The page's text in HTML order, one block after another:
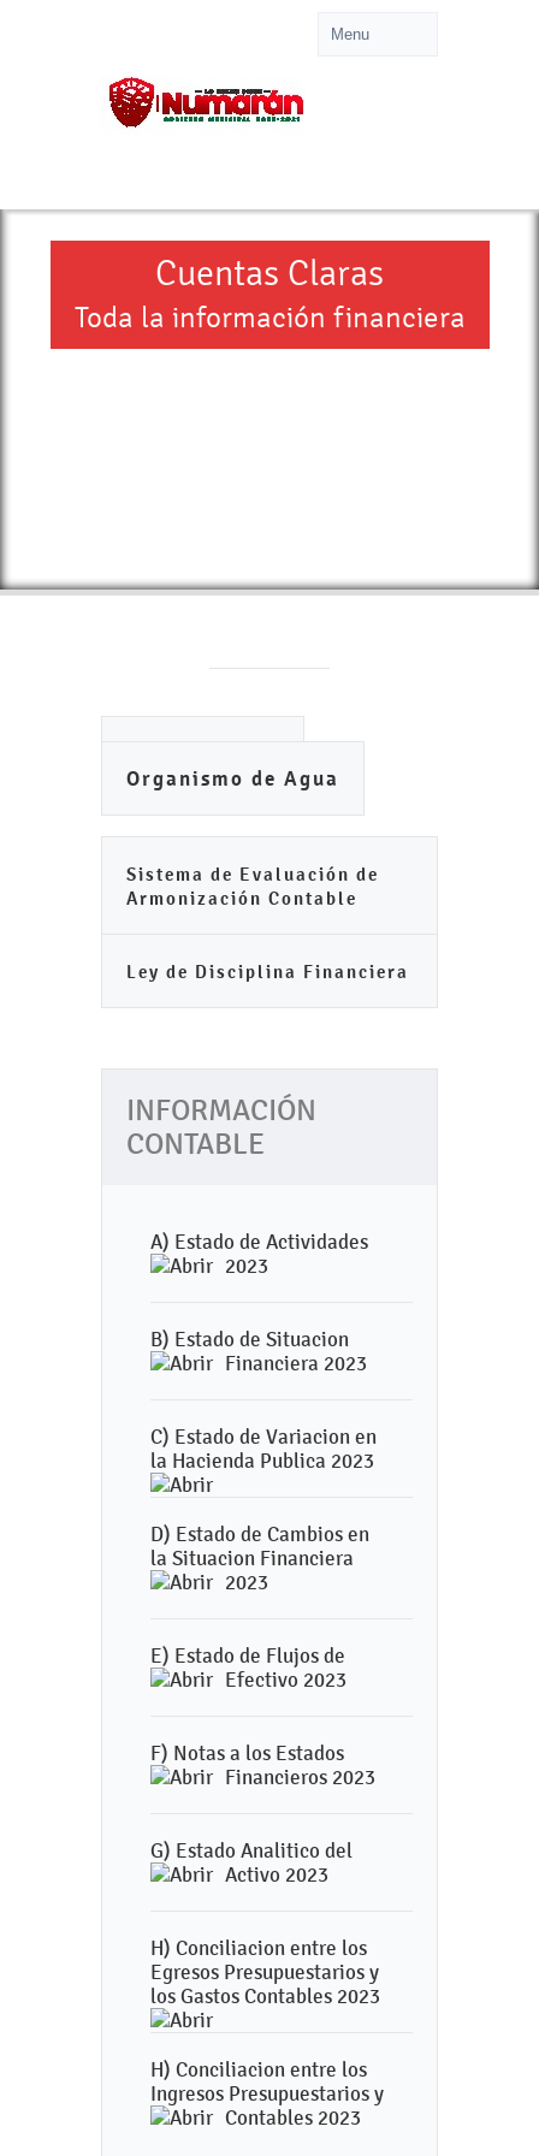
Cuentas Claras
Toda la información financiera
Organismo de Agua
Sistema de Evaluación de
Armonización Contable
Ley de Disciplina Financiera
INFORMACIÓN
CONTABLE
A) Estado de Actividades
2023
B) Estado de Situacion
Financiera 2023
C) Estado de Variacion en
la Hacienda Publica 2023
D) Estado de Cambios en
la Situacion Financiera
2023
E) Estado de Flujos de
Efectivo 2023
F) Notas a los Estados
Financieros 2023
G) Estado Analitico del
Activo 2023
H) Conciliacion entre los
Egresos Presupuestarios y
los Gastos Contables 2023
H) Conciliacion entre los
Ingresos Presupuestarios y
Contables 2023